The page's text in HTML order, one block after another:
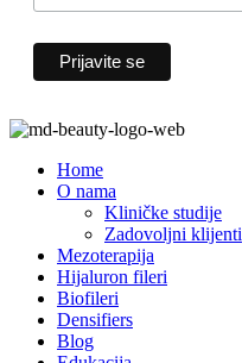
Home
O nama
Kliničke studije
Zadovoljni klijenti
Mezoterapija
Hijaluron fileri
Biofileri
Densifiers
Blog